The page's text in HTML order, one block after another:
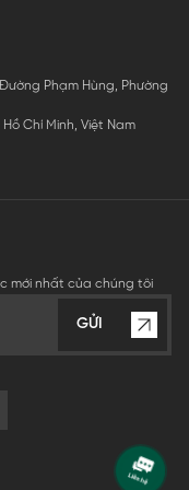
Phạm Hùng, Phường
Chí Minh, Việt Nam
mới nhất của chúng tôi
GỬI